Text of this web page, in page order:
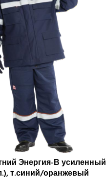
ПОДРОБНЕЕ
Энергия-В усиленный
т.синий/оранжевый